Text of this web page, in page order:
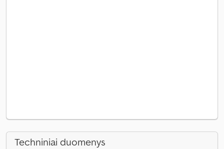
Techniniai duomenys